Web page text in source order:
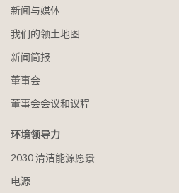
新闻与媒体
我们的领土地图
新闻简报
董事会
董事会会议和议程
环境领导力
2030 清洁能源愿景
电源